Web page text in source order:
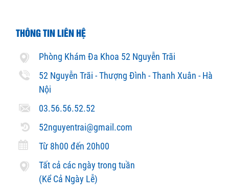
THÔNG TIN LIÊN HỆ
Phòng Khám Đa Khoa 52 Nguyễn Trãi
52 Nguyễn Trãi - Thượng Đình - Thanh Xuân - Hà
Nội
03.56.56.52.52
52nguyentrai@gmail.com
Từ 8h00 đến 20h00
Tất cả các ngày trong tuần
(Kể Cả Ngày Lễ)